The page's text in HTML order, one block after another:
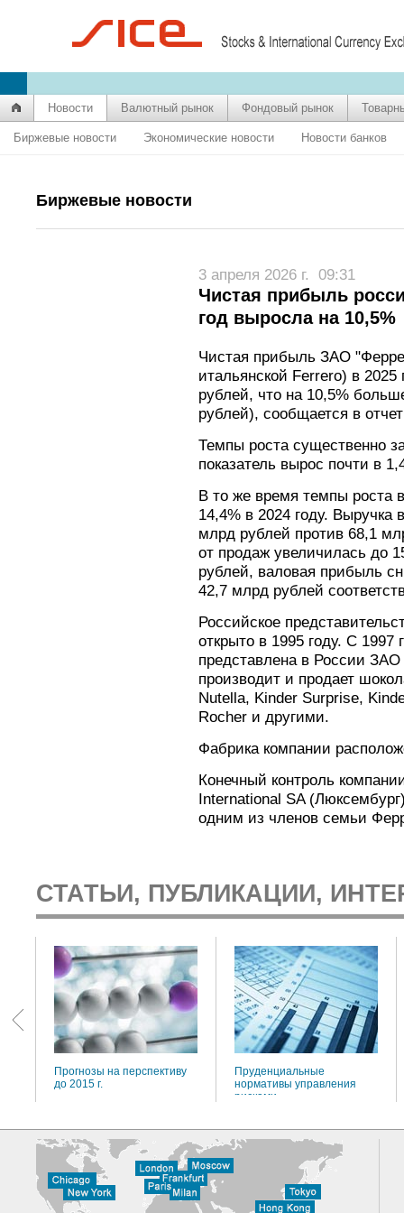
Новости Валютный рынок Фондовый рынок
Биржевые новости Экономические новости Новости банков
Биржевые новости
3 апреля 2026 г. 09:31
Чистая прибыль
год выросла на 10,5%
Чистая прибыль ЗАО
итальянской Ferrero) в
рублей, что на 10,5%
рублей), сообщается в
Темпы роста существенно
показатель вырос почти в
В то же время темпы роста
14,4% в 2024 году. Выручка
млрд рублей против 68,1
от продаж увеличилась до
рублей, валовая прибыль
42,7 млрд рублей
Российское
открыто в 1995 году. С 1997
представлена в России
производит и продает
Nutella, Kinder Surprise,
Rocher и другими.
Фабрика компании
Конечный контроль
International SA
одним из членов семьи
СТАТЬИ, ПУБЛИКАЦИИ,
Прогнозы на перспективу
до 2015 г.
Пруденциальные
нормативы управления
рисками